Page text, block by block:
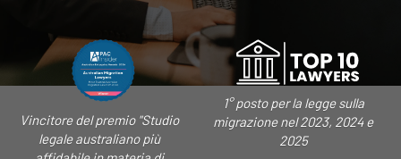
Vincitore del premio "Studio
legale australiano più
1° posto per la legge sulla
migrazione nel 2023, 2024 e
2025